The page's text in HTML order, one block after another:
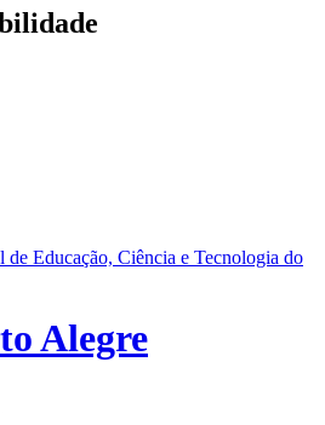
Acesso à informação
de Educação, Ciência e Tecnologia do
Alegre